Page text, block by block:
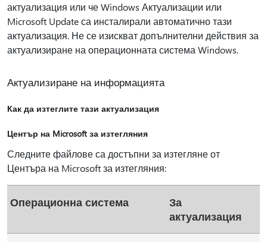
актуализация или че Windows Актуализации или
Microsoft Update са инсталирали автоматично тази
актуализация. Не се изискват допълнителни действия за
актуализиране на операционната система Windows.
Актуализиране на информацията
Как да изтеглите тази актуализация
Център на Microsoft за изтегляния
Следните файлове са достъпни за изтегляне от
Центъра на Microsoft за изтегляния:
Операционна система
За
актуализация